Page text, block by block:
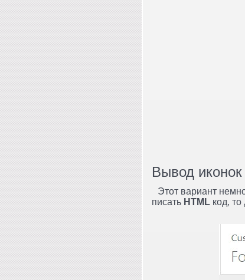
Вывод
Этот вариант
писать HTML код,